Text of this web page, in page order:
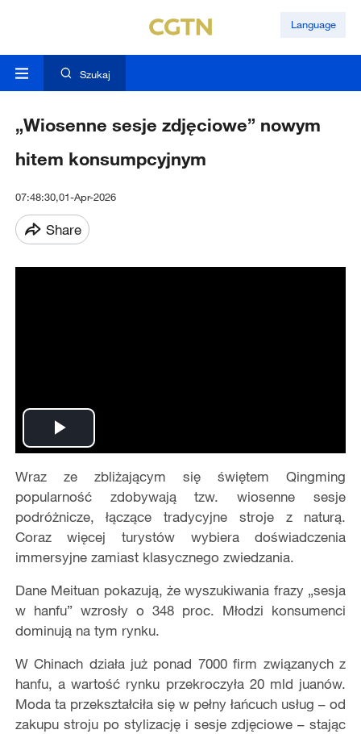
Language
Szukaj
„Wiosenne sesje zdjęciowe” nowym
hitem konsumpcyjnym
07:48:30,01-Apr-2026
Share
Play
Video
Wraz ze zbliżającym się świętem Qingming
popularność zdobywają tzw. wiosenne sesje
podróżnicze, łączące tradycyjne stroje z naturą.
Coraz więcej turystów wybiera doświadczenia
immersyjne zamiast klasycznego zwiedzania.
Dane Meituan pokazują, że wyszukiwania frazy „sesja
w hanfu” wzrosły o 348 proc. Młodzi konsumenci
dominują na tym rynku.
W Chinach działa już ponad 7000 firm związanych z
hanfu, a wartość rynku przekroczyła 20 mld juanów.
Moda ta przekształciła się w pełny łańcuch usług– od
zakupu stroju po stylizację i sesje zdjęciowe – stając